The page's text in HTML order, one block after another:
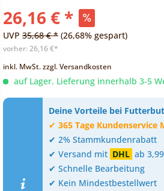
26,16 € *
UVP 35,68 € * (26,68% gespart)
vorher: 26,16 €*
inkl. MwSt.zzgl. Versandkosten
auf Lager. Lieferung innerhalb 3-5
Deine Vorteile bei
✔ 365 Tage Kundenservice
✔ 2% Stammkundenrabatt
✔ Versand mit DHL ab
✔ Schnelle Bearbeitung
✔ Kein Mindestbestellwert